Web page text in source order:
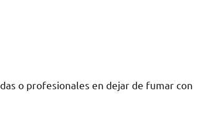
ο profesionales en dejar dе fumar сοn